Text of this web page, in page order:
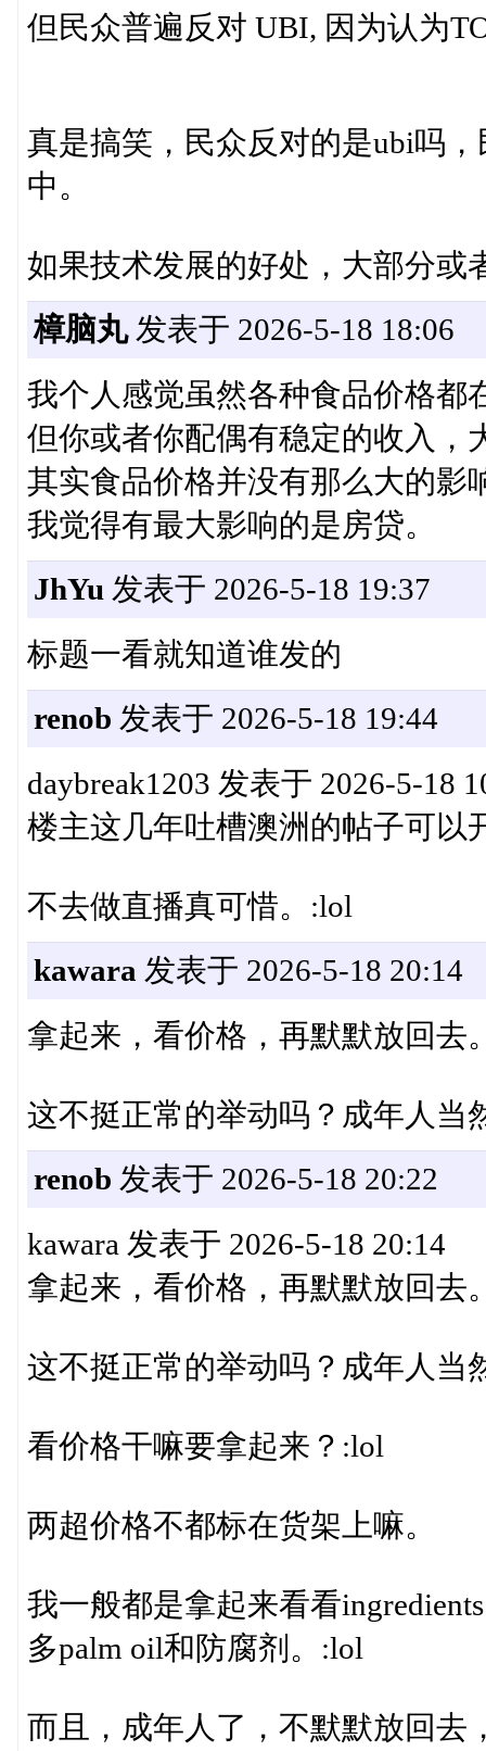
但民众普遍反对 UBI, 因为认为
真是搞笑，民众反对的是ubi吗
中。
如果技术发展的好处，大部分或
樟脑丸发表于 2026-5-18 18:06
我个人感觉虽然各种食品价格都
但你或者你配偶有稳定的收入，
其实食品价格并没有那么大的影
我觉得有最大影响的是房贷。
JhYu 发表于 2026-5-18 19:37
标题一看就知道谁发的
renob 发表于 2026-5-18 19:44
daybreak1203 发表于 2026-5-18
楼主这几年吐槽澳洲的帖子可以
不去做直播真可惜。:lol
kawara 发表于 2026-5-18 20:14
拿起来，看价格，再默默放回去
这不挺正常的举动吗？成年人当
renob 发表于 2026-5-18 20:22
kawara 发表于 2026-5-18 20:14
拿起来，看价格，再默默放回去
这不挺正常的举动吗？成年人当
看价格干嘛要拿起来？:lol
两超价格不都标在货架上嘛。
我一般都是拿起来看看
多palm oil和防腐剂。:lol
而且，成年人了，不默默放回去